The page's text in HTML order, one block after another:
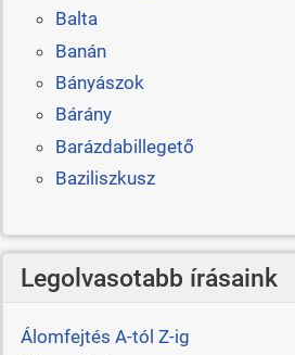
Balta
Banán
Bányászok
Bárány
Barázdabillegető
Baziliszkusz
Legolvasotabb írásaink
Álomfejtés A-tól Z-ig